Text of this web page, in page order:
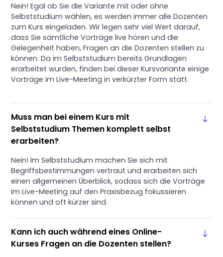
Nein! Egal ob Sie die Variante mit oder ohne
Selbststudium wählen, es werden immer alle Dozenten
zum Kurs eingeladen. Wir legen sehr viel Wert darauf,
dass Sie sämtliche Vorträge live hören und die
Gelegenheit haben, Fragen an die Dozenten stellen zu
können. Da im Selbststudium bereits Grundlagen
erarbeitet wurden, finden bei dieser Kursvariante einige
Vorträge im Live-Meeting in verkürzter Form statt.
Muss man bei einem Kurs mit
Selbststudium Themen komplett selbst
erarbeiten?
Nein! Im Selbststudium machen Sie sich mit
Begriffsbestimmungen vertraut und erarbeiten sich
einen allgemeinen Überblick, sodass sich die Vorträge
im Live-Meeting auf den Praxisbezug fokussieren
können und oft kürzer sind.
Kann ich auch während eines Online-
Kurses Fragen an die Dozenten stellen?